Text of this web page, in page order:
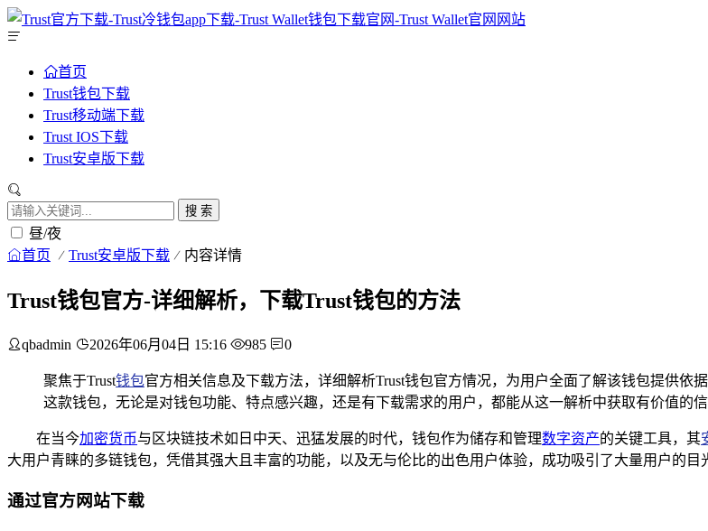
首页
Trust钱包下载
Trust移动端下载
Trust IOS下载
Trust安卓版下载
搜 索
昼/夜
首页 Trust安卓版下载 内容详情
Trust钱包官方-详细解析，下载Trust钱包的方法
qbadmin 2026年06月04日 15:16 985 0
聚焦于Trust钱包官方相关信息及下载方法，详细解析Trust钱包官方情况，为用户全面了解该钱包提供依
这款钱包，无论是对钱包功能、特点感兴趣，还是有下载需求的用户，都能从这一解析中获取有价值的
在当今加密货币与区块链技术如日中天、迅猛发展的时代，钱包作为储存和管理数字资产的关键工具，其
大用户青睐的多链钱包，凭借其强大且丰富的功能，以及无与伦比的出色用户体验，成功吸引了大量用户的
通过官方网站下载